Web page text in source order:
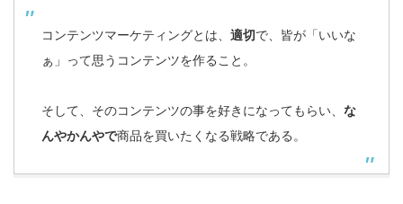
コンテンツマーケティングとは、 適切で、皆が「いいな
ぁ」って思うコンテンツを作ること。
そして、そのコンテンツの事を好きになってもらい、 な
んやかんやで商品を買いたくなる戦略である。